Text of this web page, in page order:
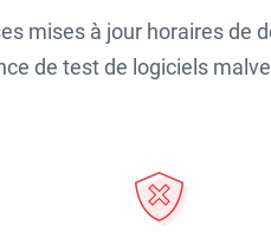
mises à jour horaires de
de test de logiciels